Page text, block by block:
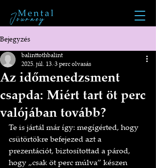
Bejegyzés
Az időmenedzsment
csapda: Miért tart öt perc
valójában tovább?
balinttothbalint
2025. júl. 13. 3 perc olvasás
Te is jártál már így: megígérted, hogy
csütörtökre befejezed azt a
prezentációt, biztosítottad a párod,
hogy „csak öt perc múlva” készen